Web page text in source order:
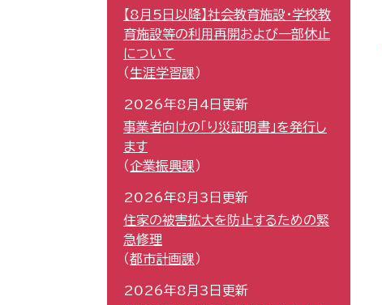
【8月5日以降】社会教育施設・学校教
育施設等の利用再開および一部休止
について
生涯学習課
2026年8月4日更新
事業者向けの「り災証明書」を発行し
ます
企業振興課
2026年8月3日更新
住家の被害拡大を防止するための緊
急修理
都市計画課
2026年8月3日更新